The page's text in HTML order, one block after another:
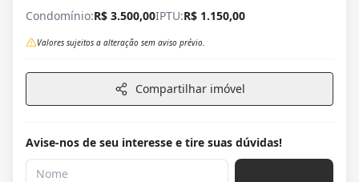
Condomínio:R$ 3.500,00IPTU:R$ 1.150,00
Valores sujeitos a alteração sem aviso prévio.
Compartilhar imóvel
Avise-nos de seu interesse e tire suas dúvidas!